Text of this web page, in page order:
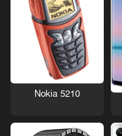
Nokia 5210